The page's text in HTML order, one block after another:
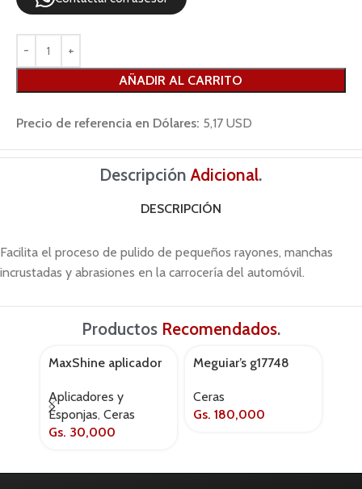
AÑADIR AL CARRITO
Precio de referencia en Dólares: 5,17 USD
DescripciónAdicional.
DESCRIPCIÓN
Facilita el proceso de pulido de pequeños rayones, manchas
incrustadas y abrasiones en la carrocería del automóvil.
Productos Recomendados.
MaxShine aplicador
Aplicadores y
Esponjas, Ceras
Gs. 30,000
Meguiar’s g17748
Ceras
Gs. 180,000